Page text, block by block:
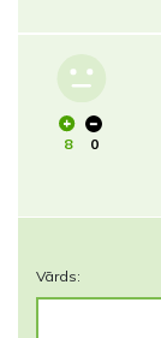
8 0
Vārds: